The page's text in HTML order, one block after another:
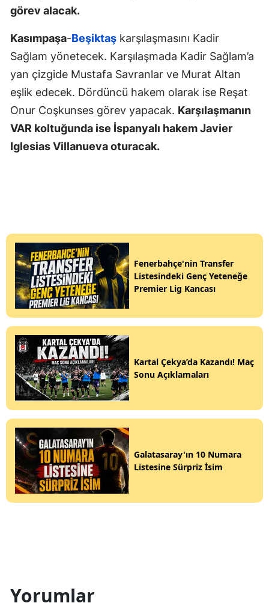
görev alacak.
Kasımpaşa-Beşiktaş karşılaşmasını Kadir
Sağlam yönetecek. Karşılaşmada Kadir Sağlam’a
yan çizgide Mustafa Savranlar ve Murat Altan
eşlik edecek. Dördüncü hakem olarak ise Reşat
Onur Coşkunses görev yapacak. Karşılaşmanın
VAR koltuğunda ise İspanyalı hakem Javier
Iglesias Villanueva oturacak.
Fenerbahçe'nin Transfer
Listesindeki Genç Yeteneğe
Premier Lig Kancası
Kartal Çekya’da Kazandı! Maç
Sonu Açıklamaları
Galatasaray'ın 10 Numara
Listesine Sürpriz İsim
Yorumlar